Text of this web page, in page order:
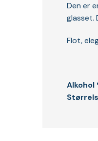
Den er
glasset.
Flot,
Alkohol